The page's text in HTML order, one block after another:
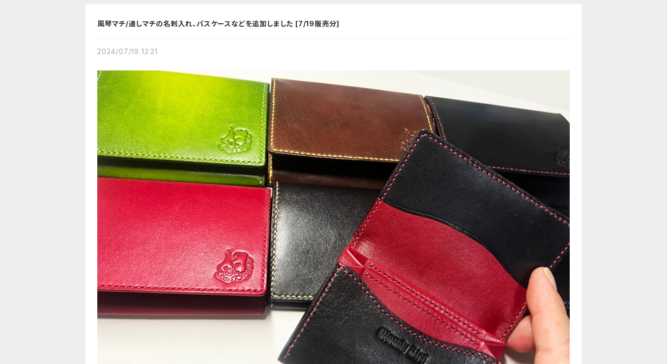
風琴マチ/通しマチの名刺入れ、パスケースなどを追加しました [7/19販売分]
2024/07/19 12:21